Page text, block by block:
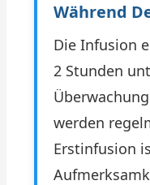
Während
Die Infusion
2 Stunden
werden
Erstinfusion